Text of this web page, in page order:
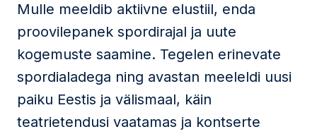
Mulle meeldib aktiivne elustiil, enda
proovilepanek spordirajal ja uute
kogemuste saamine. Tegelen erinevate
spordialadega ning avastan meeleldi uusi
paiku Eestis ja välismaal, käin
teatrietendusi vaatamas ja kontserte